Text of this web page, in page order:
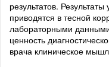
результатов.
приводятся в тесной
лабораторными
ценность
врача клиническое